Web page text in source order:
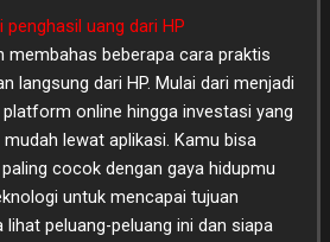
penghasil uang dari HP
membahas beberapa cara praktis
langsung dari HP. Mulai dari menjadi
online hingga investasi yang
lewat aplikasi. Kamu bisa
cocok dengan gaya hidupmu
untuk mencapai tujuan
lihat peluang-peluang ini dan siapa